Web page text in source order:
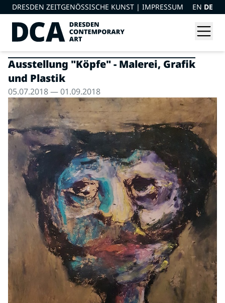
DRESDEN ZEITGENÖSSISCHE KUNST | IMPRESSUM EN DE
Ausstellung "Köpfe" - Malerei, Grafik
und Plastik
05.07.2018 — 01.09.2018